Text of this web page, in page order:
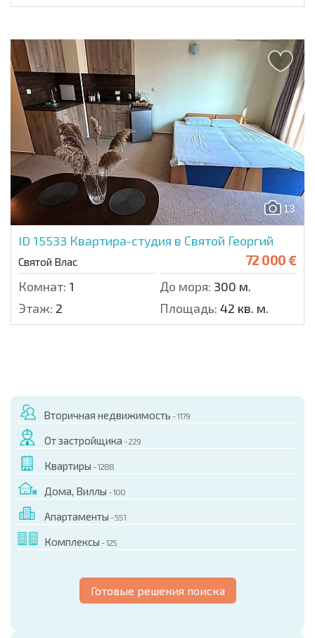
13
ID 15533 Квартира-студия в Святой Георгий
Святой Влас 72 000 €
Комнат: 1 До моря: 300 м.
Этаж: 2 Площадь: 42 кв. м.
Вторичная недвижимость - 1179
От застройщика - 229
Квартиры - 1288
Дома, Виллы - 100
Апартаменты - 551
Комплексы - 125
Готовые решения поиска